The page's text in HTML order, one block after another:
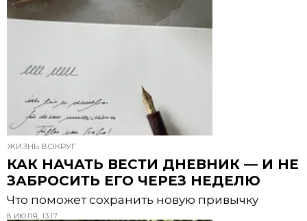
ЖИЗНЬ ВОКРУГ
КАК НАЧАТЬ ВЕСТИ ДНЕВНИК — И НЕ
ЗАБРОСИТЬ ЕГО ЧЕРЕЗ НЕДЕЛЮ
Что поможет сохранить новую привычку
8 ИЮЛЯ, 13:17